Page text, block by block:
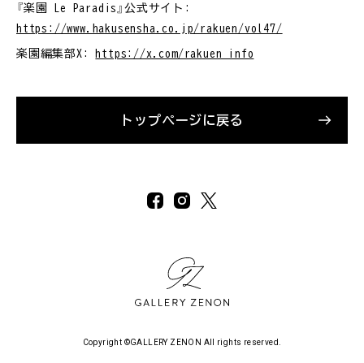
『楽園 Le Paradis』公式サイト:
https://www.hakusensha.co.jp/rakuen/vol47/
楽園編集部X: https://x.com/rakuen_info
トップページに戻る
Copyright ©GALLERY ZENON All rights reserved.